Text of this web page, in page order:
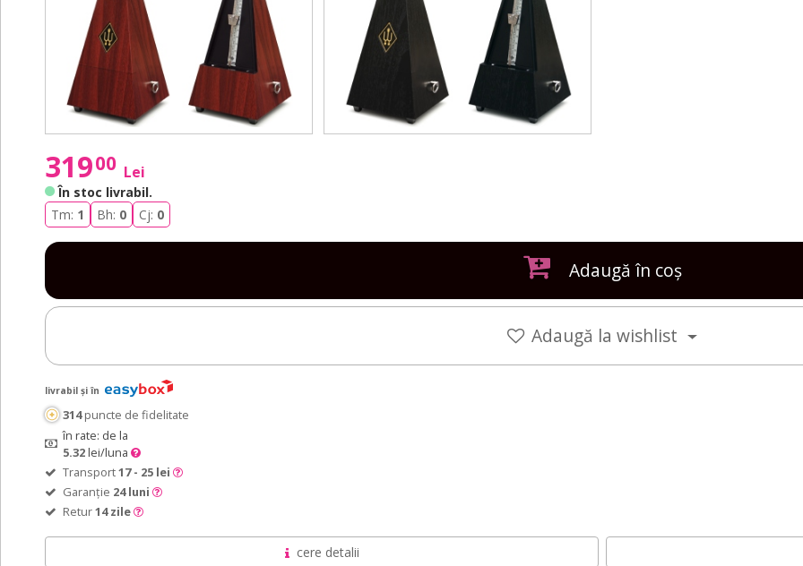
845111
Mahogany
Grain
845111
Mahogany
Grain
845161
Black
845161
Black
31900 Lei
În stoc livrabil.
Tm: 1 Bh: 0 Cj: 0
Adaugă în coș
Adaugă la wishlist
livrabil și în
314 puncte de fidelitate
în rate: de la
5.32lei/luna
Transport17 - 25 lei
Garanție 24 luni
Retur14 zile
cere detalii